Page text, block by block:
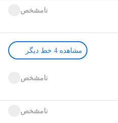
نامشخص
مشاهده 4 خط دیگر
نامشخص
نامشخص